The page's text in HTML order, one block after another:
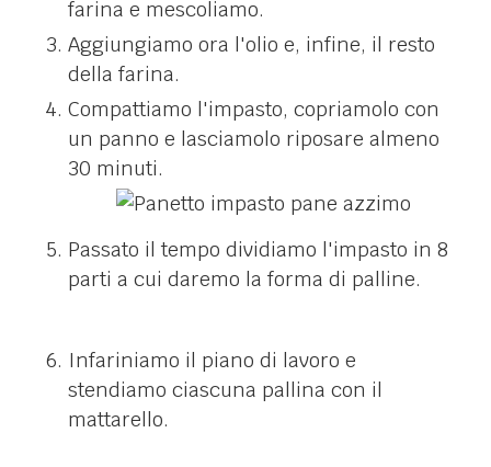
farina e mescoliamo.
Aggiungiamo ora l'olio e, infine, il resto
della farina.
Compattiamo l'impasto, copriamolo con
un panno e lasciamolo riposare almeno
30 minuti.
Passato il tempo dividiamo l'impasto in 8
parti a cui daremo la forma di palline.
Infariniamo il piano di lavoro e
stendiamo ciascuna pallina con il
mattarello.